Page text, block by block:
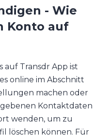
- Wie
Konto auf
auf Transdr App ist
online im Abschnitt
machen oder
Kontaktdaten
wenden, um zu
löschen können. Für